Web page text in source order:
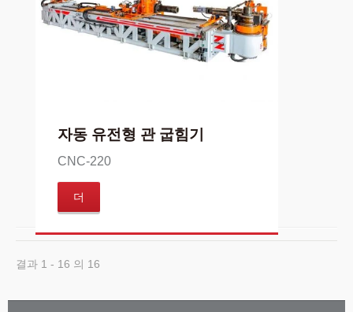
자동 유전형 관 굽힘기
CNC-220
더
결과 1 - 16 의 16